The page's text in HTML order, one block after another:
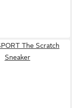
The Scratch
Sneaker